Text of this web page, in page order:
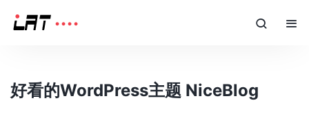
好看的WordPress主题 NiceBlog